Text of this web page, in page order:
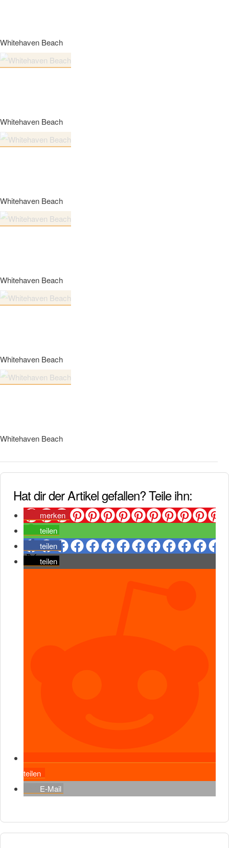
Whitehaven Beach
Whitehaven Beach
Whitehaven Beach
Whitehaven Beach
Whitehaven Beach
Whitehaven Beach
Hat dir der Artikel gefallen? Teile ihn:
merken
teilen
teilen
teilen
teilen
E-Mail